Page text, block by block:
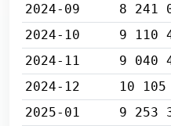
2024-09
8 241
2024-10
9 110
2024-11
9 040
2024-12
10 105
2025-01
9 253